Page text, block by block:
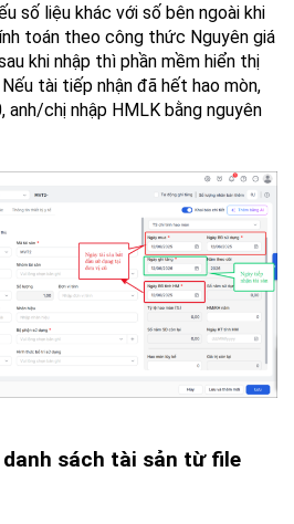
số liệu khác với số bên ngoài khi
toán theo công thức Nguyên giá
khi nhập thì phần mềm hiển thị
tài tiếp nhận đã hết hao mòn,
anh/chị nhập HMLK bằng nguyên
danh sách tài sản từ file